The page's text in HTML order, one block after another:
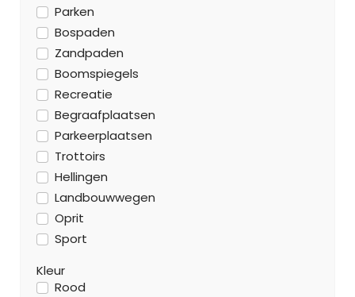
Parken
Bospaden
Zandpaden
Boomspiegels
Recreatie
Begraafplaatsen
Parkeerplaatsen
Trottoirs
Hellingen
Landbouwwegen
Oprit
Sport
Kleur
Rood